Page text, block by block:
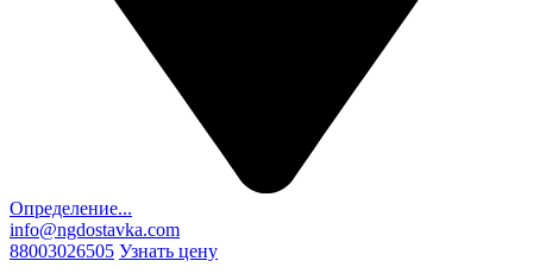
Определение...
info@ngdostavka.com
88003026505 Узнать цену